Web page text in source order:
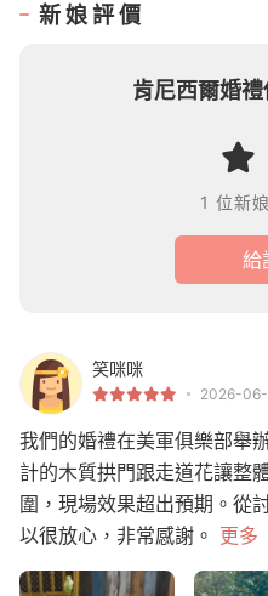
新娘評價
肯尼西爾婚
1 位新
給
笑咪咪
2026-
我們的婚禮在美軍俱樂部舉
計的木質拱門跟走道花讓整
圍，現場效果超出預期。從
以很放心，非常感謝。 更多